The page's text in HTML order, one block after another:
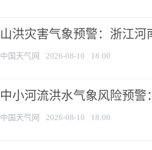
山洪灾害气象预警：浙江
中国天气网 2026-08-10 18:00
中小河流洪水气象风险预
中国天气网 2026-08-10 18:00